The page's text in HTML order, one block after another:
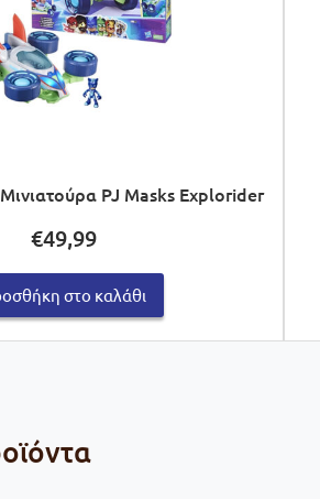
PJ Masks Explorider
€49,99
στο καλάθι